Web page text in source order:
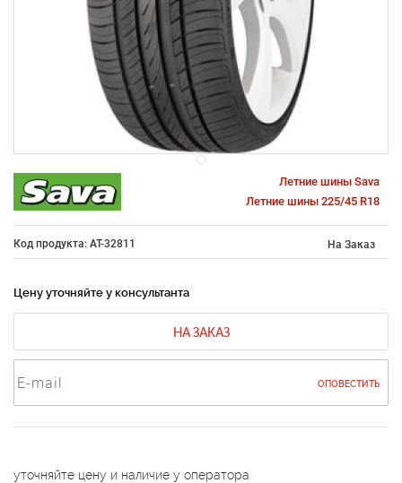
Летние шины Sava
Летние шины 225/45 R18
Код продукта: AT-32811 На Заказ
Цену уточняйте у консультанта
НА ЗАКАЗ
ОПОВЕСТИТЬ
уточняйте цену и наличие у оператора